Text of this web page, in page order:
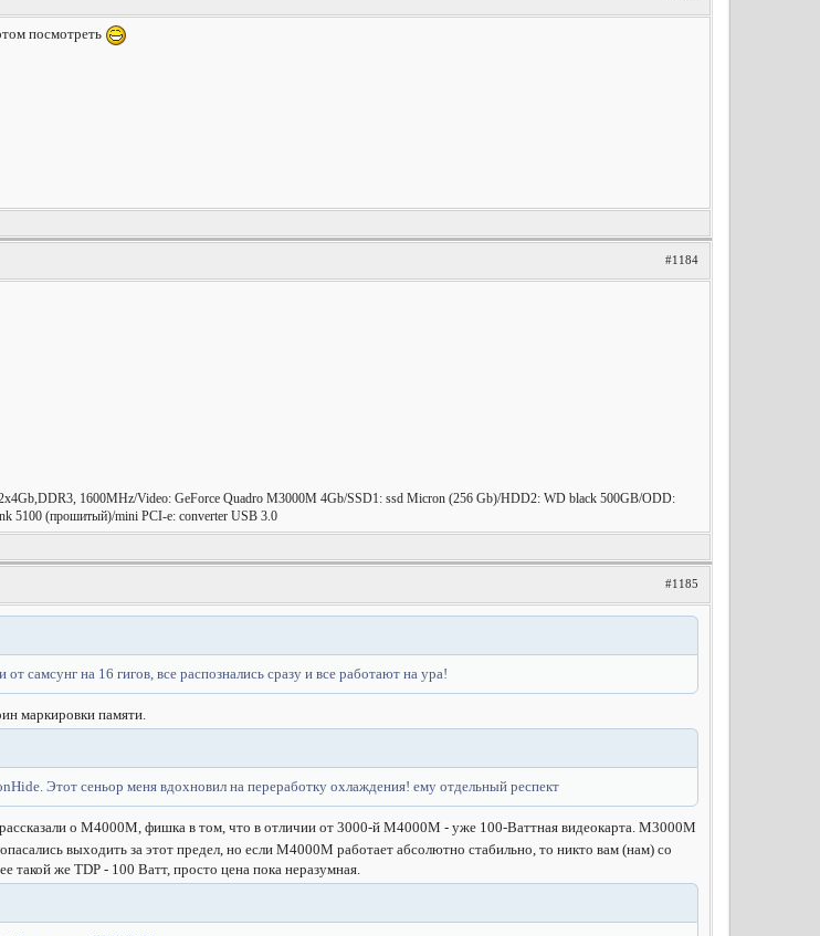
посмотреть
#1184
1600MHz/Video: GeForce Quadro M3000M 4Gb/SSD1: ssd Micron (256 Gb)/HDD2: WD black 500GB/ODD:
5100 (прошитый)/mini PCI-e: converter USB 3.0
#1185
самсунг на 16 гигов, все распознались сразу и все работают на ура!
маркировки памяти.
Этот сеньор меня вдохновил на переработку охлаждения! ему отдельный респект
рассказали о M4000M, фишка в том, что в отличии от 3000-й М4000М - уже 100-Ваттная видеокарта. М3000М
выходить за этот предел, но если М4000М работает абсолютно стабильно, то никто вам (нам) со
же TDP - 100 Ватт, просто цена пока неразумная.